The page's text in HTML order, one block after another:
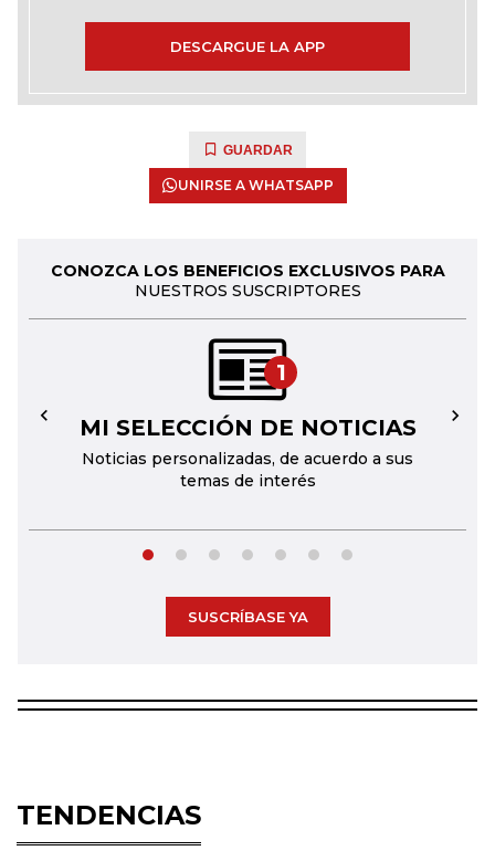
DESCARGUE LA APP
GUARDAR
UNIRSE A WHATSAPP
CONOZCA LOS BENEFICIOS EXCLUSIVOS PARA
NUESTROS SUSCRIPTORES
1
MI SELECCIÓN DE NOTICIAS
Noticias personalizadas, de acuerdo a sus
temas de interés
← →
SUSCRÍBASE YA
TENDENCIAS